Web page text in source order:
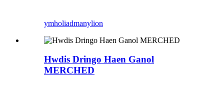
ymholiadmanylion
Hwdis Dringo Haen Ganol
MERCHED